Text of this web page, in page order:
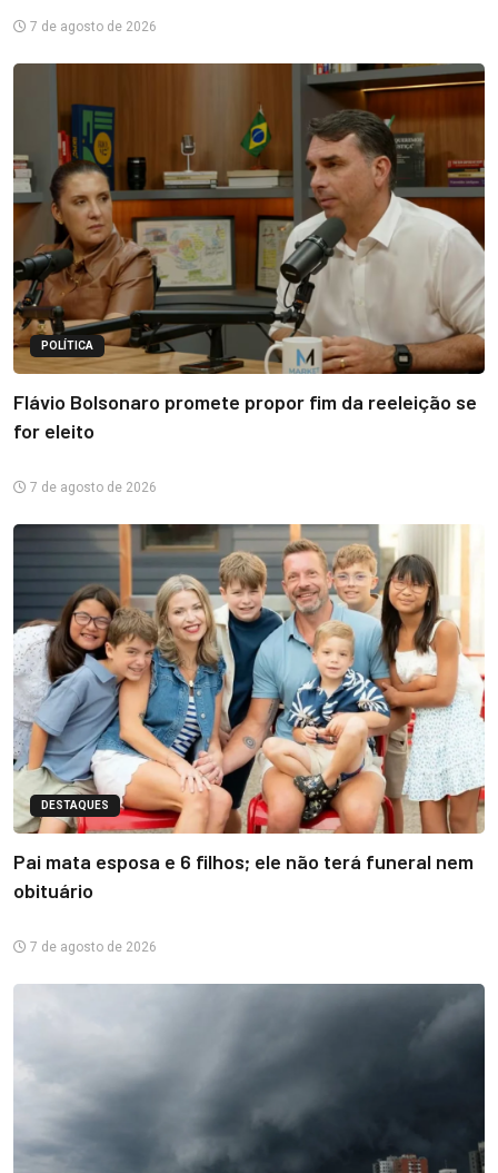
7 de agosto de 2026
POLÍTICA
Flávio Bolsonaro promete propor fim da reeleição se
for eleito
7 de agosto de 2026
DESTAQUES
Pai mata esposa e 6 filhos; ele não terá funeral nem
obituário
7 de agosto de 2026